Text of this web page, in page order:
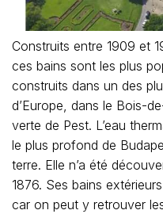
Construits entre 1909 et
ces bains sont les plus
construits dans un des
d’Europe, dans le Bois-
verte de Pest. L’eau
le plus profond de
terre. Elle n’a été
1876. Ses bains
car on peut y retrouver